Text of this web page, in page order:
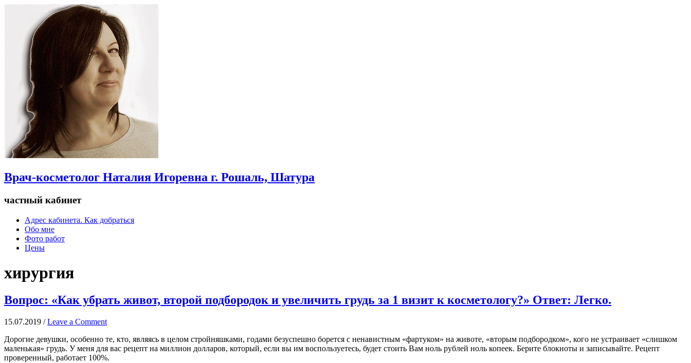
Врач-косметолог Наталия Игоревна г. Рошаль, Шатура
частный кабинет
Адрес кабинета. Как добраться
Обо мне
Фото работ
Цены
хирургия
Вопрос: «Как убрать живот, второй подбородок и увеличить грудь за 1 визит к косметологу?» Ответ: Легко.
15.07.2019 /Leave a Comment
Дорогие девушки, особенно те, кто, являясь в целом стройняшками, годами безуспешно борется с ненавистным «фартуком» на животе, «вторым подбородком», кого не устраивает «слишком
маленькая» грудь. У меня для вас рецепт на миллион долларов, который, если вы им воспользуетесь, будет стоить Вам ноль рублей ноль копеек. Берите блокноты и записывайте. Рецепт
проверенный, работает 100%.